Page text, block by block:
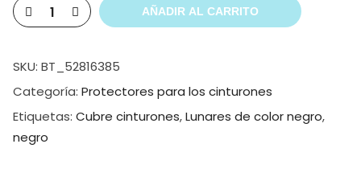
AÑADIR AL CARRITO
SKU: BT_52816385
Categoría: Protectores para los cinturones
Etiquetas: Cubre cinturones,Lunares de color negro,
negro